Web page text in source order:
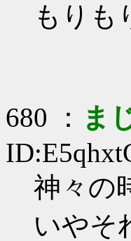
もり
680 ： ま
神々の
いやそ